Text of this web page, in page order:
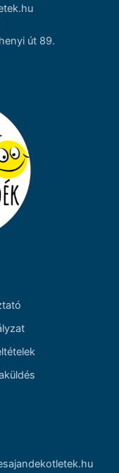
út 89.